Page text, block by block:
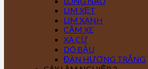
LIM XẸT
LIM XANH
CĂM XE
XÀ CỪ
DÓ BẦU
ĐÀN HƯƠNG TRẮNG